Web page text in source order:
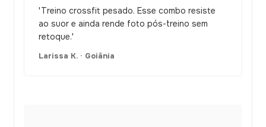
'Treino crossfit pesado. Esse combo resiste
ao suor e ainda rende foto pós-treino sem
retoque.'
Larissa K. · Goiânia